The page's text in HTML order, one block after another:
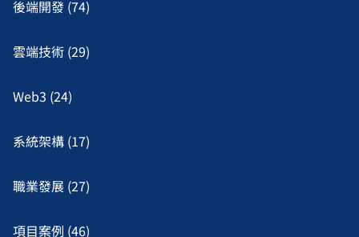
後端開發 (74)
雲端技術 (29)
Web3 (24)
系統架構 (17)
職業發展 (27)
項目案例 (46)